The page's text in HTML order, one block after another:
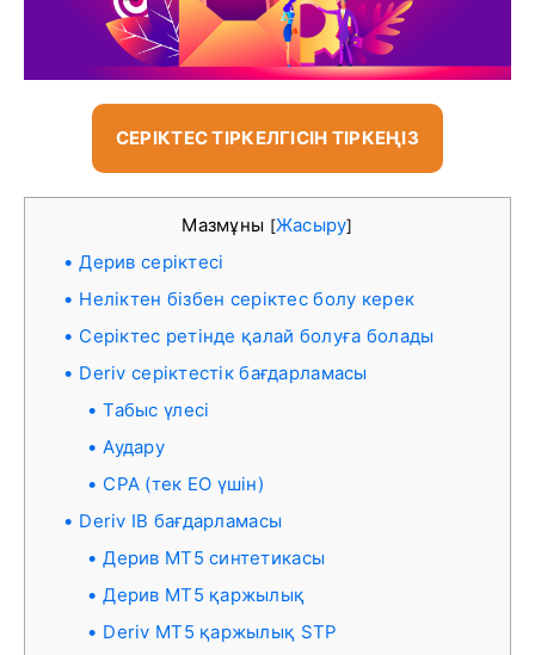
СЕРІКТЕС ТІРКЕЛГІСІН ТІРКЕҢІЗ
Мазмұны [Жасыру]
Дерив серіктесі
Неліктен бізбен серіктес болу керек
Серіктес ретінде қалай болуға болады
Deriv серіктестік бағдарламасы
Табыс үлесі
Аудару
CPA (тек ЕО үшін)
Deriv IB бағдарламасы
Дерив MT5 синтетикасы
Дерив MT5 қаржылық
Deriv MT5 қаржылық STP